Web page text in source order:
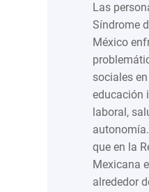
Las
Síndrome
México
sociales
educación
laboral,
que en la
Mexicana
alrededor